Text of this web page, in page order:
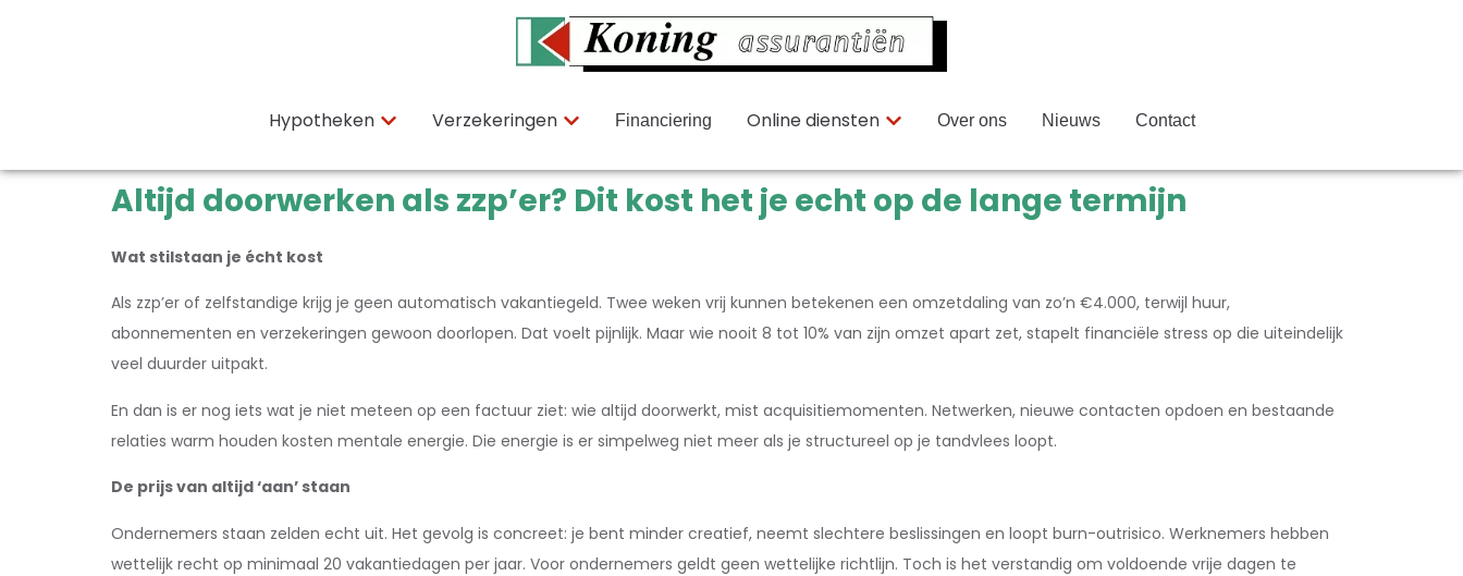
Hypotheken Verzekeringen Financiering Online diensten Over ons Nieuws Contact
Altijd doorwerken als zzp’er? Dit kost het je echt op de lange termijn
Wat stilstaan je écht kost
Als zzp’er of zelfstandige krijg je geen automatisch vakantiegeld. Twee weken vrij kunnen betekenen een omzetdaling van zo’n €4.000, terwijl huur,
abonnementen en verzekeringen gewoon doorlopen. Dat voelt pijnlijk. Maar wie nooit 8 tot 10% van zijn omzet apart zet, stapelt financiële stress op die uiteindelijk
veel duurder uitpakt.
En dan is er nog iets wat je niet meteen op een factuur ziet: wie altijd doorwerkt, mist acquisitiemomenten. Netwerken, nieuwe contacten opdoen en bestaande
relaties warm houden kosten mentale energie. Die energie is er simpelweg niet meer als je structureel op je tandvlees loopt.
De prijs van altijd ‘aan’ staan
Ondernemers staan zelden echt uit. Het gevolg is concreet: je bent minder creatief, neemt slechtere beslissingen en loopt burn-outrisico. Werknemers hebben
wettelijk recht op minimaal 20 vakantiedagen per jaar. Voor ondernemers geldt geen wettelijke richtlijn. Toch is het verstandig om voldoende vrije dagen te